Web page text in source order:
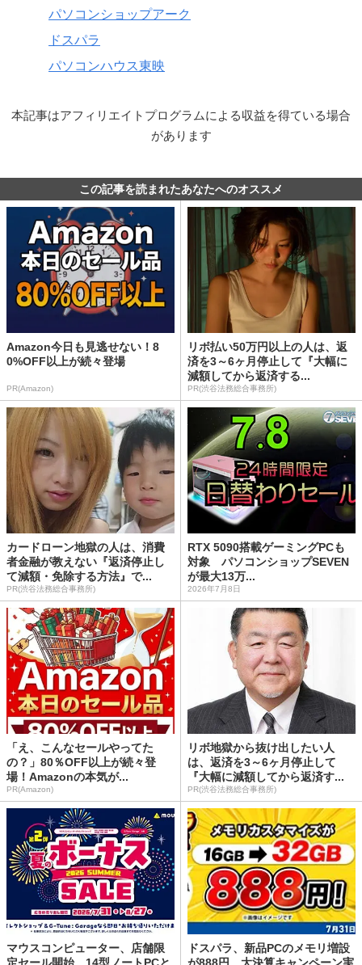
パソコンショップアーク
ドスパラ
パソコンハウス東映
本記事はアフィリエイトプログラムによる収益を得ている場合
があります
この記事を読まれたあなたへのオススメ
Amazon今日も見逃せない！8
0%OFF以上が続々登場
PR(Amazon)
リボ払い50万円以上の人は、返
済を3～6ヶ月停止して『大幅に
減額してから返済する...
PR(渋谷法務総合事務所)
カードローン地獄の人は、消費
者金融が教えない『返済停止し
て減額・免除する方法』で...
PR(渋谷法務総合事務所)
RTX 5090搭載ゲーミングPCも
対象 パソコンショップSEVEN
が最大13万...
2026年7月8日
「え、こんなセールやってた
の？」80％OFF以上が続々登
場！Amazonの本気が...
PR(Amazon)
リボ地獄から抜け出したい人
は、返済を3～6ヶ月停止して
『大幅に減額してから返済す...
PR(渋谷法務総合事務所)
マウスコンピューター、店舗限
ドスパラ、新品PCのメモリ増設